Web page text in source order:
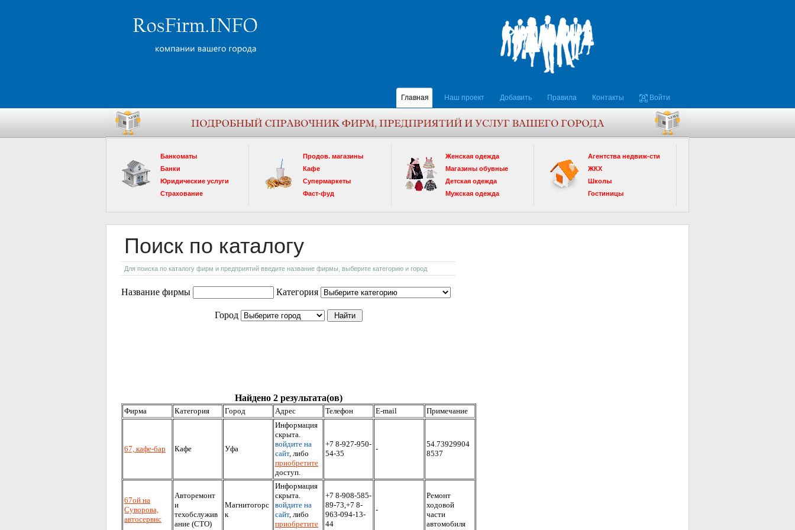
Главная Наш проект Добавить Правила Контакты Войти
Банкоматы
Банки
Юридические услуги
Страхование
Продов. магазины
Кафе
Супермаркеты
Фаст-фуд
Женская одежда
Магазины обувные
Детская одежда
Мужская одежда
Агентства недвиж-сти
ЖКХ
Школы
Гостиницы
Поиск по каталогу
Для поиска по каталогу фирм и предприятий введите название фирмы, выберите категорию и город
Название фирмы Категория
Город
Найдено 2 результата(ов)
Фирма Категория Город Адрес Телефон E-mail Примечание
67, кафе-бар Кафе Уфа
Информация
скрыта.
войдите на
сайт, либо
приобретите
доступ.
+7 8-927-950-
54-35
-
54.73929904
8537
67ой на
Суворова,
автосервис
Авторемонт
и
техобслужив
ание (СТО)
Магнитогорс
к
Информация
скрыта.
войдите на
сайт, либо
приобретите
+7 8-908-585-
89-73,+7 8-
963-094-13-
44
-
Ремонт
ходовой
части
автомобиля